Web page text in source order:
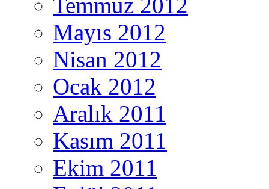
Temmuz 2012
Mayıs 2012
Nisan 2012
Ocak 2012
Aralık 2011
Kasım 2011
Ekim 2011